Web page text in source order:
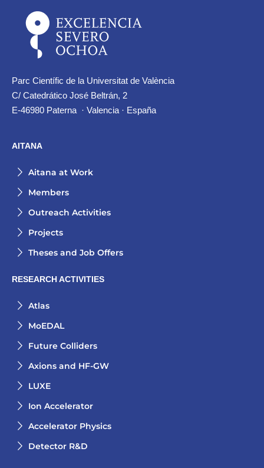
Parc Científic de la Universitat de València
C/ Catedrático José Beltrán, 2
E-46980 Paterna · Valencia · España
AITANA
Aitana at Work
Members
Outreach Activities
Projects
Theses and Job Offers
RESEARCH ACTIVITIES
Atlas
MoEDAL
Future Colliders
Axions and HF-GW
LUXE
Ion Accelerator
Accelerator Physics
Detector R&D